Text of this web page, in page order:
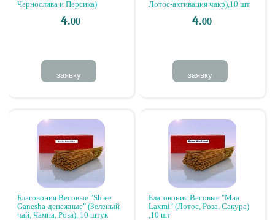
Чернослива и Персика)
4.00
заявку
Лотос-активация чакр),10 шт
4.00
заявку
Благовония Весовые "Shree
Ganesha-денежные" (Зеленый
чай, Чампа, Роза), 10 штук
Благовония Весовые "Maa
Laxmi" (Лотос, Роза, Сакура)
,10 шт